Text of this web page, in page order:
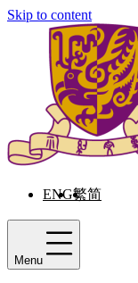
Skip to content
ENG繁简
Menu